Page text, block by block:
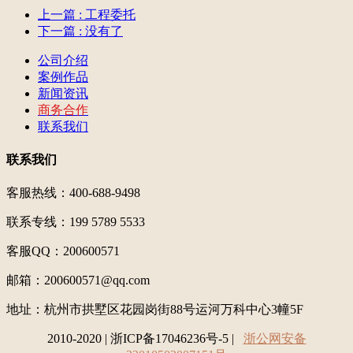
上一篇 : 工程委托
下一篇 : 没有了
公司介绍
案例作品
新闻资讯
商务合作
联系我们
联系我们
客服热线：400-688-9498
联系专线：199 5789 5533
客服QQ：200600571
邮箱：200600571@qq.com
地址： 杭州市拱墅区花园岗街88号运河万科中心3幢5F
2010-2020 | 浙ICP备17046236号-5 |
浙公网安备